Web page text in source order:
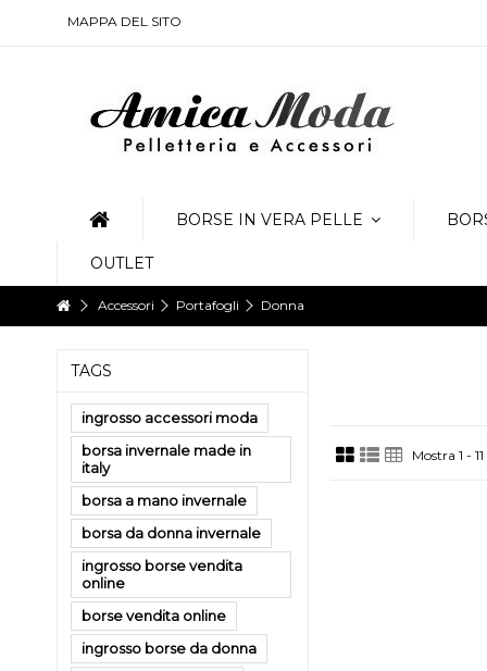
Affidabilità, velocità e sicurezza.
fornire un servizio impeccabile.
MAPPA DEL SITO
BORSE IN VERA PELLE
OUTLET
Accessori Portafogli Donna
Mostra 1 -
TAGS
ingrosso accessori moda
borsa invernale made in
italy
borsa a mano invernale
borsa da donna invernale
ingrosso borse vendita
online
borse vendita online
ingrosso borse da donna